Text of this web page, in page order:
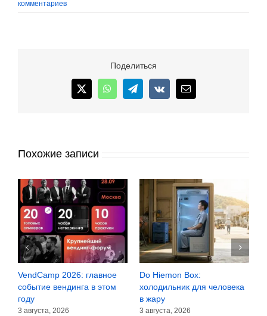
комментариев
Поделиться
X WhatsAppTelegram
Vk Email
Похожие записи
VendCamp 2026: главное
событие вендинга в этом
году
3 августа, 2026
Do Hiemon Box:
холодильник для человека
в жару
3 августа, 2026